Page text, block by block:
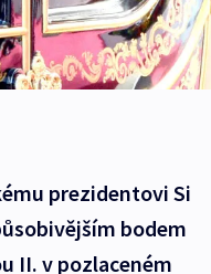
prezidentovi Si
bodem
II. v pozlaceném